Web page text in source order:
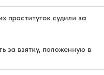
проституток судили за
за взятку, положенную в